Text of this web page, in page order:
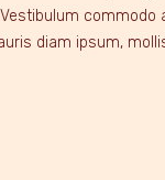
diam ipsum,